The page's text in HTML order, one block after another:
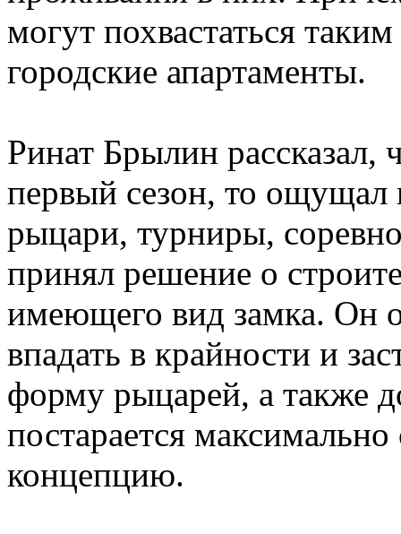
могут похвастаться
городские апартаменты.
Ринат Брылин рассказал,
первый сезон, то ощущал
рыцари, турниры,
принял решение о
имеющего вид замка. Он
впадать в крайности и
форму рыцарей, а также
постарается
концепцию.